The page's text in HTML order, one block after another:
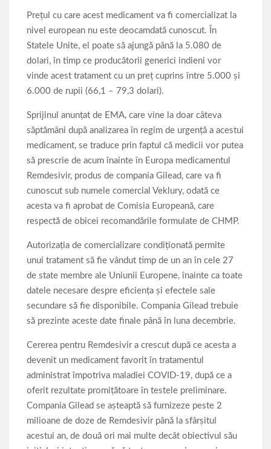
Preţul cu care acest medicament va fi comercializat la
nivel european nu este deocamdată cunoscut. În
Statele Unite, el poate să ajungă până la 5.080 de
dolari, în timp ce producătorii generici indieni vor
vinde acest tratament cu un preţ cuprins între 5.000 şi
6.000 de rupii (66,1 – 79,3 dolari).
Sprijinul anunţat de EMA, care vine la doar câteva
săptămâni după analizarea în regim de urgenţă a acestui
medicament, se traduce prin faptul că medicii vor putea
să prescrie de acum înainte în Europa medicamentul
Remdesivir, produs de compania Gilead, care va fi
cunoscut sub numele comercial Veklury, odată ce
acesta va fi aprobat de Comisia Europeană, care
respectă de obicei recomandările formulate de CHMP.
Autorizaţia de comercializare condiţionată permite
unui tratament să fie vândut timp de un an în cele 27
de state membre ale Uniunii Europene, înainte ca toate
datele necesare despre eficienţa şi efectele sale
secundare să fie disponibile. Compania Gilead trebuie
să prezinte aceste date finale până în luna decembrie.
Cererea pentru Remdesivir a crescut după ce acesta a
devenit un medicament favorit în tratamentul
administrat împotriva maladiei COVID-19, după ce a
oferit rezultate promiţătoare în testele preliminare.
Compania Gilead se aşteaptă să furnizeze peste 2
milioane de doze de Remdesivir până la sfârşitul
acestui an, de două ori mai multe decât obiectivul său